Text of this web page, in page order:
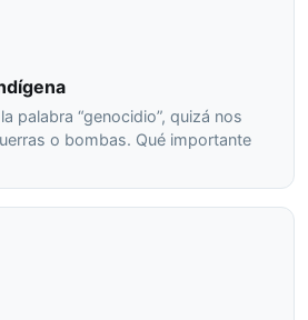
palabra “genocidio”, quizá nos
o bombas. Qué importante